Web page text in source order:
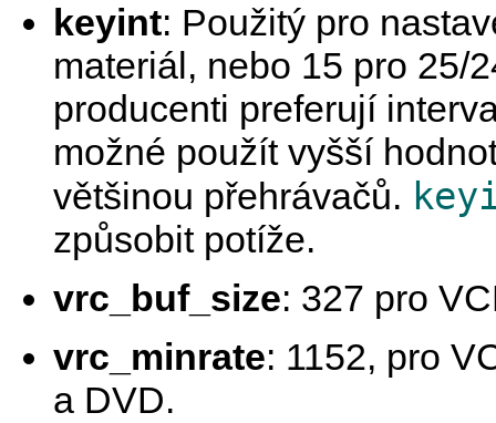
keyint: Použitý pro
materiál, nebo 15 pro 25/
producenti preferují
možné použít vyšší
většinou přehrávačů.
způsobit potíže.
vrc_buf_size: 327 pro
vrc_minrate: 1152, pro
a DVD.